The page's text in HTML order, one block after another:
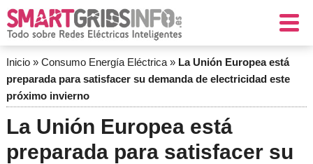
Inicio» Consumo Energía Eléctrica» La Unión Europea está
preparada para satisfacer su demanda de electricidad este
próximo invierno
La Unión Europea está
preparada para satisfacer su